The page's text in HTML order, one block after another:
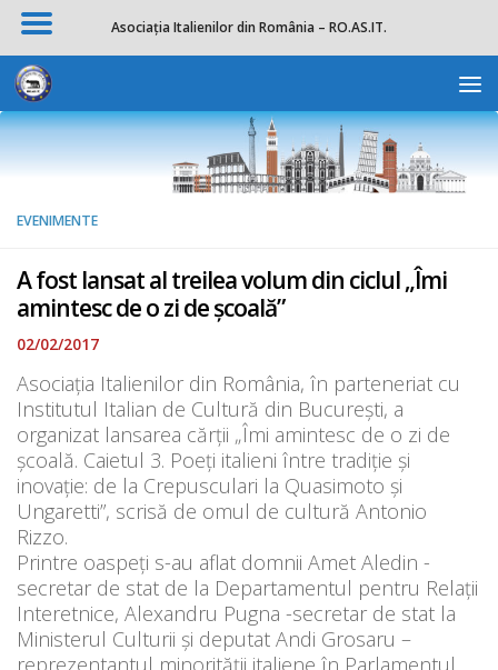
Skip to content
EVENIMENTE
A fost lansat al treilea volum din ciclul „Îmi
amintesc de o zi de școală”
02/02/2017
Asociația Italienilor din România, în parteneriat cu
Institutul Italian de Cultură din București, a
organizat lansarea cărții „Îmi amintesc de o zi de
școală. Caietul 3. Poeți italieni între tradiție și
inovație: de la Crepusculari la Quasimoto și
Ungaretti”, scrisă de omul de cultură Antonio
Rizzo.
Printre oaspeți s-au aflat domnii Amet Aledin -
secretar de stat de la Departamentul pentru Relații
Interetnice, Alexandru Pugna -secretar de stat la
Ministerul Culturii și deputat Andi Grosaru –
reprezentantul minorității italiene în Parlamentul
Asociația Italienilor din România – RO.AS.IT.